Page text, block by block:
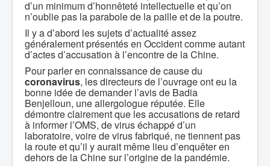
d’un minimum d’honnêteté intellectuelle et qu’on
n’oublie pas la parabole de la paille et de la poutre.
Il y a d’abord les sujets d’actualité assez
généralement présentés en Occident comme autant
d’actes d’accusation à l’encontre de la Chine.
Pour parler en connaissance de cause du
coronavirus, les directeurs de l’ouvrage ont eu la
bonne idée de demander l’avis de Badia
Benjelloun, une allergologue réputée. Elle
démontre clairement que les accusations de retard
à informer l’OMS, de virus échappé d’un
laboratoire, voire de virus fabriqué, ne tiennent pas
la route et qu’il y aurait même lieu d’enquêter en
dehors de la Chine sur l’origine de la pandémie.